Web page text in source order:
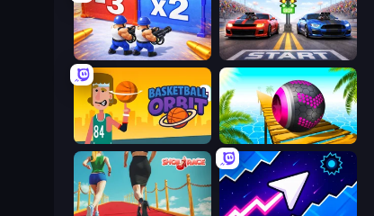
Battle Brigade Street Racer 2
Basketball Orbit Rolling Balls Sea Race